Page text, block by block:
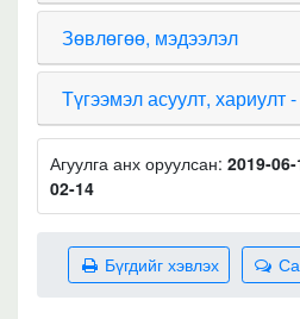
Зөвлөгөө, мэдээлэл
Түгээмэл асуулт, хариулт
Агуулга анх оруулсан: 2019-
02-14
Бүгдийг хэвлэх